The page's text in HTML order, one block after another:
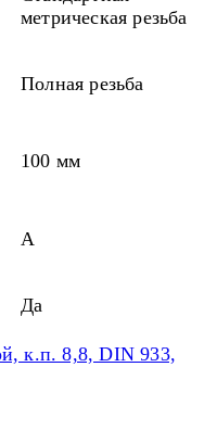
метрическая резьба
Полная резьба
100 мм
A
Да
к.п. 8,8, DIN 933,